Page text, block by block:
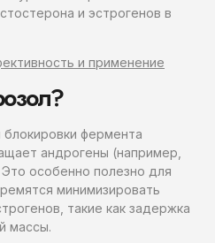
и эстрогенов в
и применение
фермента
андрогены (например,
особенно полезно для
минимизировать
такие как задержка
массы.